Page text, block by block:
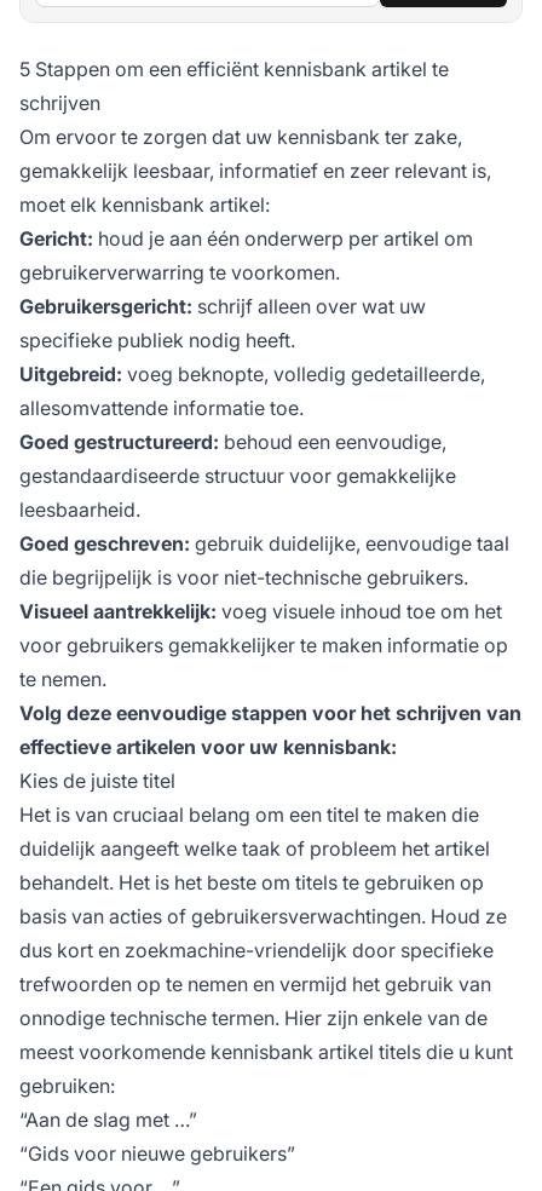
5 Stappen om een efficiënt kennisbank artikel te
schrijven
Om ervoor te zorgen dat uw kennisbank ter zake,
gemakkelijk leesbaar, informatief en zeer relevant is,
moet elk kennisbank artikel:
Gericht: houd je aan één onderwerp per artikel om
gebruikerverwarring te voorkomen.
Gebruikersgericht: schrijf alleen over wat uw
specifieke publiek nodig heeft.
Uitgebreid: voeg beknopte, volledig gedetailleerde,
allesomvattende informatie toe.
Goed gestructureerd: behoud een eenvoudige,
gestandaardiseerde structuur voor gemakkelijke
leesbaarheid.
Goed geschreven: gebruik duidelijke, eenvoudige taal
die begrijpelijk is voor niet-technische gebruikers.
Visueel aantrekkelijk: voeg visuele inhoud toe om het
voor gebruikers gemakkelijker te maken informatie op
te nemen.
Volg deze eenvoudige stappen voor het schrijven van
effectieve artikelen voor uw kennisbank:
Kies de juiste titel
Het is van cruciaal belang om een titel te maken die
duidelijk aangeeft welke taak of probleem het artikel
behandelt. Het is het beste om titels te gebruiken op
basis van acties of gebruikersverwachtingen. Houd ze
dus kort en zoekmachine-vriendelijk door specifieke
trefwoorden op te nemen en vermijd het gebruik van
onnodige technische termen. Hier zijn enkele van de
meest voorkomende kennisbank artikel titels die u kunt
gebruiken:
“Aan de slag met …”
“Gids voor nieuwe gebruikers”